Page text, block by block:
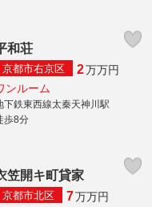
和荘
京都市右京区 2万万円
ンルーム
下鉄東西線太秦天神川駅
歩8分
笠開キ町貸家
京都市北区 7万万円